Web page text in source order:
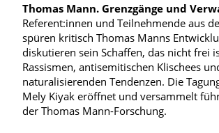
Thomas Mann. Grenzgänge und
Referent:innen und Teilnehmende aus
spüren kritisch Thomas Manns
diskutieren sein Schaffen, das nicht frei
Rassismen, antisemitischen Klischees
naturalisierenden Tendenzen. Die
Mely Kiyak eröffnet und versammelt
der Thomas Mann-Forschung.